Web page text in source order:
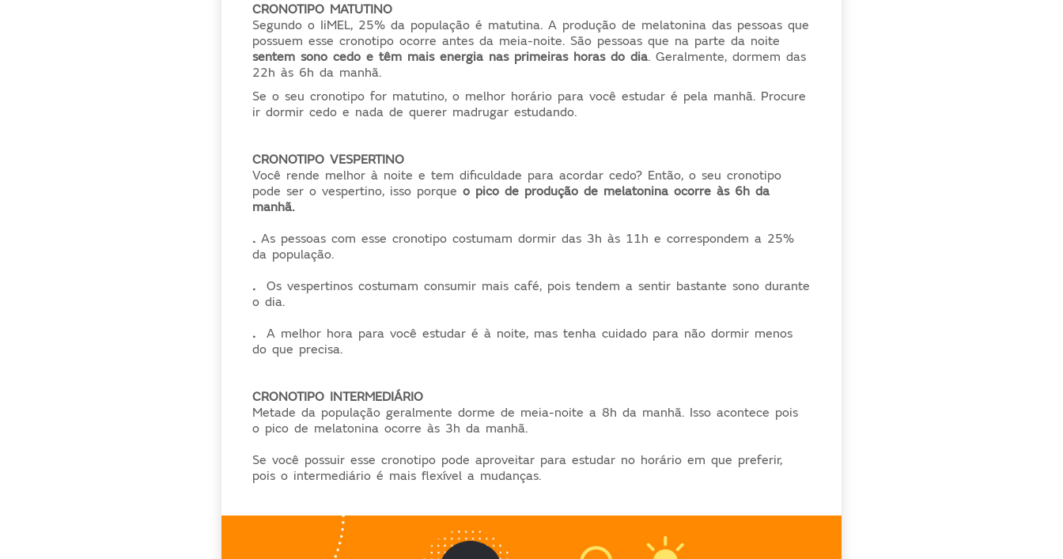
CRONOTIPO MATUTINO
Segundo o IiMEL, 25% da população é matutina. A produção de melatonina das pessoas que
possuem esse cronotipo ocorre antes da meia-noite. São pessoas que na parte da noite
sentem sono cedo e têm mais energia nas primeiras horas do dia. Geralmente, dormem das
22h às 6h da manhã.
Se o seu cronotipo for matutino, o melhor horário para você estudar é pela manhã. Procure
ir dormir cedo e nada de querer madrugar estudando.
CRONOTIPO VESPERTINO
Você rende melhor à noite e tem dificuldade para acordar cedo? Então, o seu cronotipo
pode ser o vespertino, isso porqueo pico de produção de melatonina ocorre às 6h da
manhã.
.As pessoas com esse cronotipo costumam dormir das 3h às 11h e correspondem a 25%
da população.
.
Os vespertinos costumam consumir mais café, pois tendem a sentir bastante sono durante
o dia.
.
A melhor hora para você estudar é à noite, mas tenha cuidado para não dormir menos
do que precisa.
CRONOTIPO INTERMEDIÁRIO
Metade da população geralmente dorme de meia-noite a 8h da manhã. Isso acontece pois
o pico de melatonina ocorre às 3h da manhã.
Se você possuir esse cronotipo pode aproveitar para estudar no horário em que preferir,
pois o intermediário é mais flexível a mudanças.